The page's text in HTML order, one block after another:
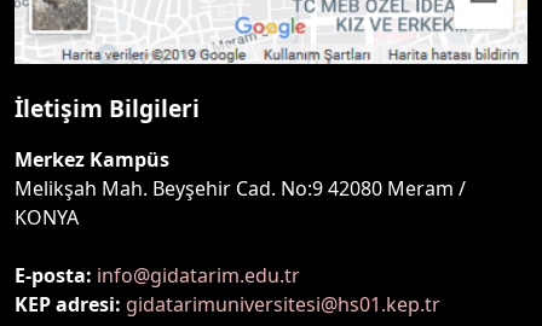
İletişim Bilgileri
Merkez Kampüs
Melikşah Mah. Beyşehir Cad. No:9 42080 Meram /
KONYA
E-posta: info@gidatarim.edu.tr
KEP adresi: gidatarimuniversitesi@hs01.kep.tr